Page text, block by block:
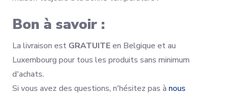
Bon à savoir :
La livraison est GRATUITEen Belgique et au
Luxembourg pour tous les produits sans minimum
d'achats.
Si vous avez des questions, n'hésitez pas à nous